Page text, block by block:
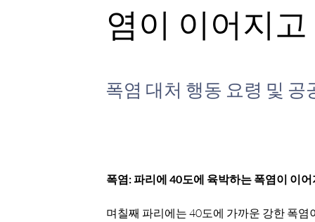
염이 이어지
폭염 대처 행동 요령 및 공
폭염: 파리에 40도에 육박하는 폭염이 이
며칠째 파리에는 40도에 가까운 강한 폭염